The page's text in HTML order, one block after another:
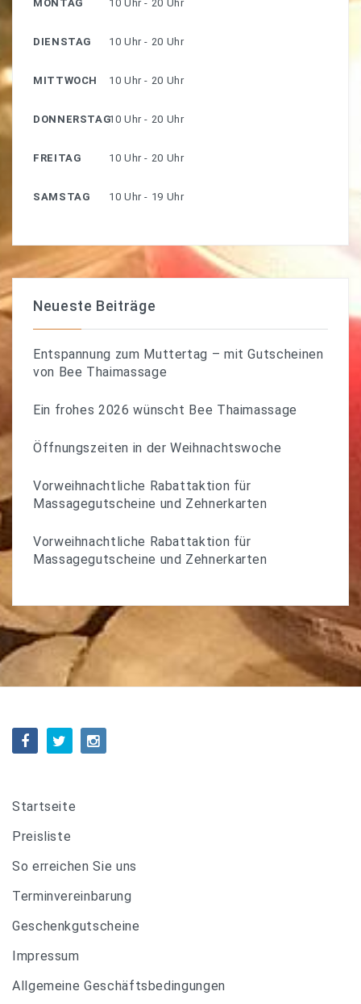
MONTAG 10 Uhr - 20 Uhr
DIENSTAG 10 Uhr - 20 Uhr
MITTWOCH 10 Uhr - 20 Uhr
DONNERSTAG10 Uhr - 20 Uhr
FREITAG 10 Uhr - 20 Uhr
SAMSTAG 10 Uhr - 19 Uhr
Neueste Beiträge
Entspannung zum Muttertag – mit Gutscheinen
von Bee Thaimassage
Ein frohes 2026 wünscht Bee Thaimassage
Öffnungszeiten in der Weihnachtswoche
Vorweihnachtliche Rabattaktion für
Massagegutscheine und Zehnerkarten
Vorweihnachtliche Rabattaktion für
Massagegutscheine und Zehnerkarten
Startseite
Preisliste
So erreichen Sie uns
Terminvereinbarung
Geschenkgutscheine
Impressum
Allgemeine Geschäftsbedingungen